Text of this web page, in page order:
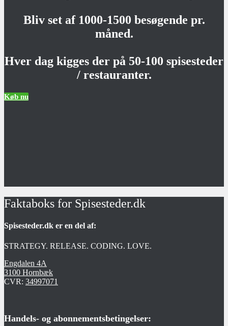
Bliv set af 1000-1500 besøgende pr.
måned.
Hver dag kigges der på 50-100 spisesteder
/ restauranter.
Køb nu
Faktaboks for Spisesteder.dk
Spisesteder.dk er en del af:
STRATEGY. RELEASE. CODING. LOVE.
Engdalen 4A
3100 Hornbæk
CVR: 34997071
Handels- og abonnementsbetingelser: